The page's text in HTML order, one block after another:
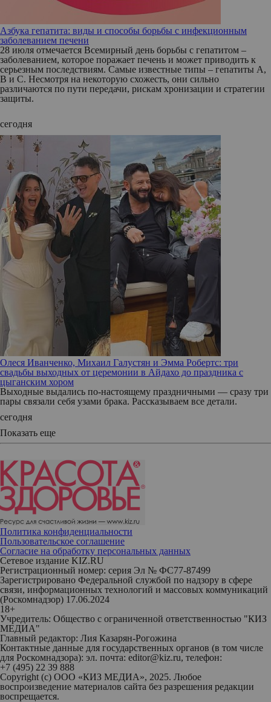
Азбука гепатита: виды и способы борьбы с инфекционным
заболеванием печени
28 июля отмечается Всемирный день борьбы с гепатитом –
заболеванием, которое поражает печень и может приводить к
серьезным последствиям. Самые известные типы – гепатиты А,
В и С. Несмотря на некоторую схожесть, они сильно
различаются по пути передачи, рискам хронизации и стратегии
защиты.
сегодня
Олеся Иванченко, Михаил Галустян и Эмма Робертс: три
свадьбы выходных от церемонии в Айдахо до праздника с
цыганским хором
Выходные выдались по-настоящему праздничными — сразу три
пары связали себя узами брака. Рассказываем все детали.
сегодня
Показать еще
Политика конфиденциальности
Пользовательское соглашение
Согласие на обработку персональных данных
Сетевое издание KIZ.RU
Регистрационный номер: серия Эл № ФС77-87499
Зарегистрировано Федеральной службой по надзору в сфере
связи, информационных технологий и массовых коммуникаций
(Роскомнадзор) 17.06.2024
18+
Учредитель: Общество с ограниченной ответственностью "КИЗ
МЕДИА"
Главный редактор: Лия Казарян-Рогожина
Контактные данные для государственных органов (в том числе
для Роскомнадзора): эл. почта: editor@kiz.ru, телефон:
+7 (495) 22 39 888
Copyright (с) ООО «КИЗ МЕДИА», 2025. Любое
воспроизведение материалов сайта без разрешения редакции
воспрещается.